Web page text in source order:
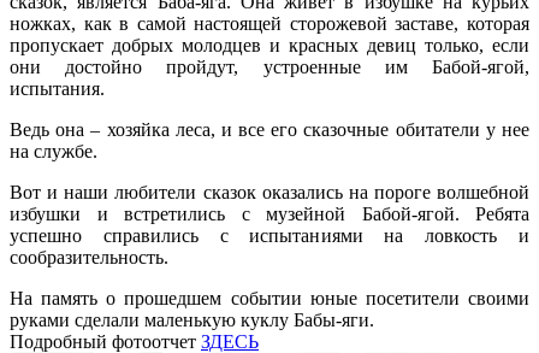
ножках, как в самой настоящей сторожевой заставе, которая
пропускает добрых молодцев и красных девиц только, если
они достойно пройдут, устроенные им Бабой-ягой,
испытания.
Ведь она – хозяйка леса, и все его сказочные обитатели у нее
на службе.
Вот и наши любители сказок оказались на пороге волшебной
избушки и встретились с музейной Бабой-ягой. Ребята
успешно справились с испытаниями на ловкость и
сообразительность.
На память о прошедшем событии юные посетители своими
руками сделали маленькую куклу Бабы-яги.
Подробный фотоотчет ЗДЕСЬ